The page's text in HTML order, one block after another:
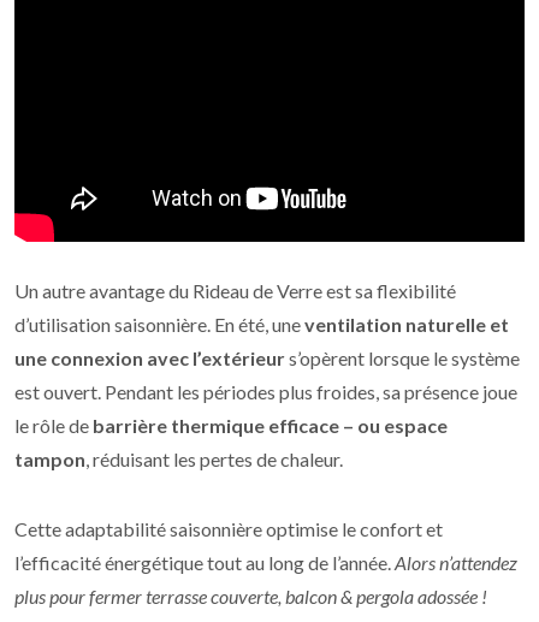
Un autre avantage du Rideau de Verre est sa flexibilité
d’utilisation saisonnière. En été, uneventilation naturelle et
une connexion avec l’extérieurs’opèrent lorsque le système
est ouvert. Pendant les périodes plus froides, sa présence joue
le rôle de barrière thermique efficace – ou espace
tampon, réduisant les pertes de chaleur.
Cette adaptabilité saisonnière optimise le confort et
l’efficacité énergétique tout au long de l’année.Alors n’attendez
plus pour fermer terrasse couverte, balcon & pergola adossée !